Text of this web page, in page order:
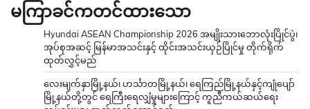
မကြာခင်ကတင်ထားသော
Hyundai ASEAN Championship 2026 အမျိုးသားဘောလုံးပြိုင်ပွဲ၊
အုပ်စုအဆင့် မြန်မာအသင်းနှင့် ထိုင်းအသင်းယှဉ်ပြိုင်မှု တိုက်ရိုက်
ထုတ်လွှင့်မည်
လေးမျက်နှာမြို့နယ်၊ ဟင်္သာတမြို့နယ်၊ ရေကြည်မြို့နယ်နှင့်ကျုံပျော်
မြို့နယ်တို့တွင် ရေကြီးရေလျှံမှုများကြောင့် ကူညီကယ်ဆယ်ရေး